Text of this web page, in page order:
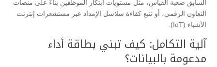
السابق صعبة القياس، مثل مستويات ابتكار الموظفين بناءً على منصات
التعاون الرقمي، أو تتبع كفاءة سلاسل الإمداد عبر مستشعرات إنترنت
الأشياء (IoT).
​آلية التكامل: كيف تبني بطاقة أداء
مدعومة بالبيانات؟